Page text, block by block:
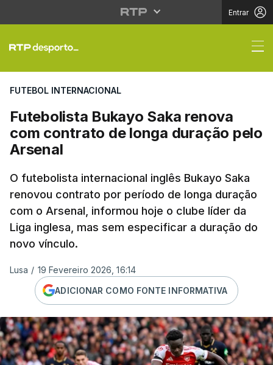
Entrar
Futebolista Bukayo
FUTEBOL INTERNACIONAL
Futebolista Bukayo Saka renova
com contrato de longa duração pelo
Arsenal
O futebolista internacional inglês Bukayo Saka
renovou contrato por período de longa duração
com o Arsenal, informou hoje o clube líder da
Liga inglesa, mas sem especificar a duração do
novo vínculo.
Lusa / 19 Fevereiro 2026, 16:14
ADICIONAR COMO FONTE INFORMATIVA